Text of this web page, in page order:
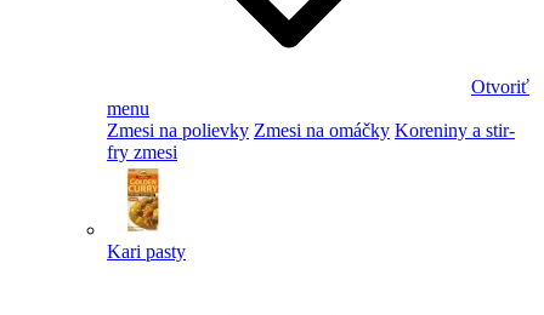
Otvoriť
menu
Zmesi na polievky Zmesi na omáčky Koreniny a stir-
fry zmesi
Kari pasty